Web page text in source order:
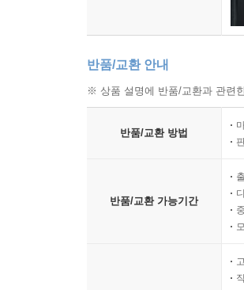
반품/교환 안내
※ 상품 설명에 반품/교환과 관련
반품/교환 방법
반품/교환 가능기간